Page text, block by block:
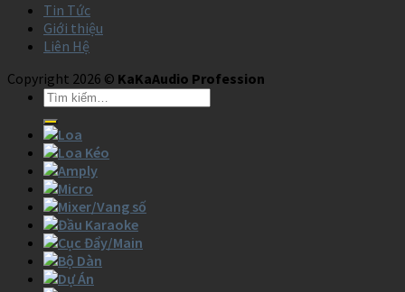
Tin Tức
Giới thiệu
Liên Hệ
Copyright 2026 © KaKaAudio Profession
Loa
Loa Kéo
Amply
Micro
Mixer/Vang số
Đầu Karaoke
Cục Đẩy/Main
Bộ Dàn
Dự Án